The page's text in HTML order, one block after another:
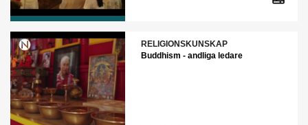
RELIGIONSKUNSKAP
Buddhism - andliga ledare